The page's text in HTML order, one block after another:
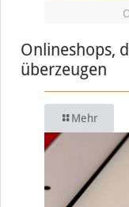
Onlineshops,
überzeugen
Mehr